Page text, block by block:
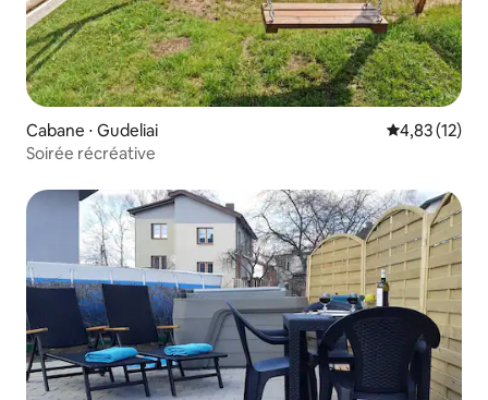
Cabane ⋅ Gudeliai Évaluation
4,83 (12)
Soirée récréative